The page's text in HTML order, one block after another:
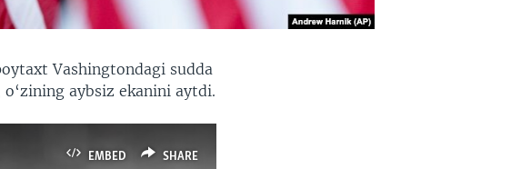
Vashingtondagi sudda
aybsiz ekanini aytdi.
EMBED SHARE